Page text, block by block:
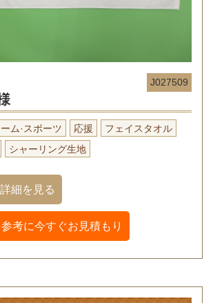
J027509
ム·スポーツ 応援
フェイスタオル
シャーリング生地
細を見る
考に今すぐお見積もり